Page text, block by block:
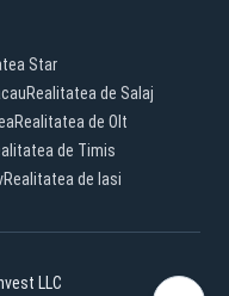
Star
Realitatea de Salaj
Realitatea de Olt
de Timis
Realitatea de Iasi
LLC